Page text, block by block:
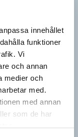
innehållet
funktioner
Vi
och annan
medier och
med.
med annan
som de har
var en av
Akademiens
funnits